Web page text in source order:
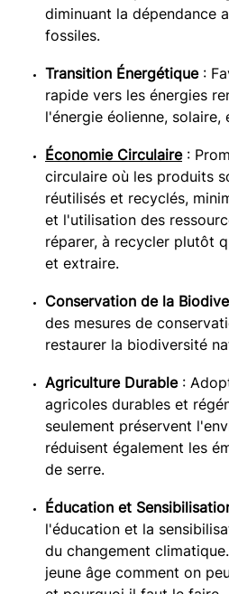
diminuant la dépendance
fossiles.
Transition Énergétique:
rapide vers les énergies
l'énergie éolienne,
Économie Circulaire:
circulaire où les produits
réutilisés et recyclés,
et l'utilisation des
réparer, à recycler plutôt
et extraire.
Conservation de la
des mesures de
restaurer la biodiversité
Agriculture Durable:
agricoles durables et
seulement préservent
réduisent également les
de serre.
Éducation et
l'éducation et la
du changement
jeune âge comment on